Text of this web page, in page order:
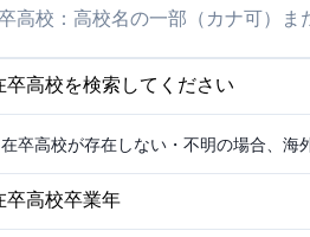
在卒高校が存在しない・不明の場合、海